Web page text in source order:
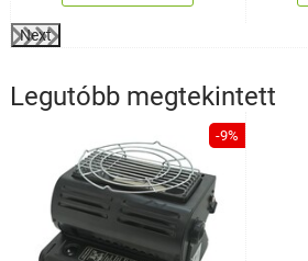
Next
Legutóbb megtekintett
-9%